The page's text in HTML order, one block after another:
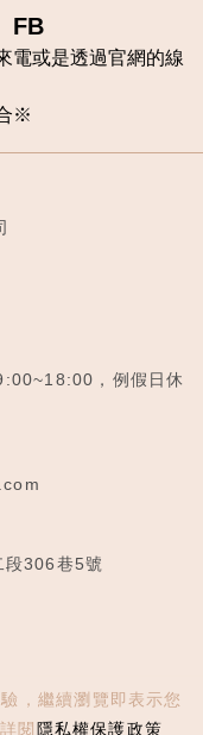
，繼續瀏覽即表示您
閱 隱私權保護政策
電或是透過官網的線
※
，例假日休
段306巷5號
Reserved.